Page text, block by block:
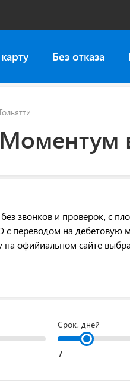
Без отказа
звонков и проверок, с
переводом на дебетовую
на офийиальном сайте
Срок, дней